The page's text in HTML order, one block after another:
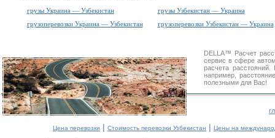
грузы Украина — Узбекистан
грузы Узбекистан — Украина
грузоперевозки Украина — Узбекистан
грузоперевозки Узбекистан — Украина
DELLA™ Расчет
сервис в сфере
расчета
например,
полезными для Вас!
Цена перевозки | Стоимость перевозки Узбекистан | Цены на